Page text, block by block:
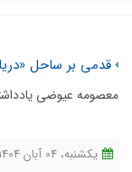
قدمی بر ساحل
معصومه عیوضی
یکشنبه، 04 آبان 1404 - 13:54